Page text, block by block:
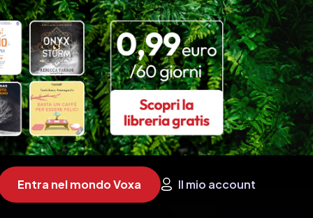
Entra nel mondo Voxa Il mio account